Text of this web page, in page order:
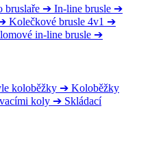
bruslaře ➔ In-line brusle ➔
Kolečkové brusle 4v1 ➔
in-line brusle ➔
koloběžky ➔ Koloběžky
koly ➔ Skládací